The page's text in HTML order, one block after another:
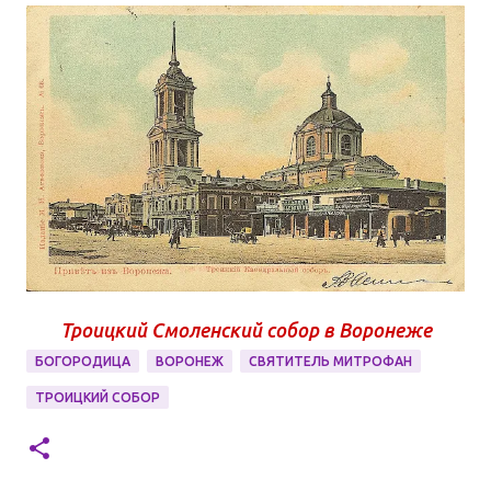
Троицкий Смоленский собор в Воронеже
БОГОРОДИЦА ВОРОНЕЖ СВЯТИТЕЛЬ МИТРОФАН
ТРОИЦКИЙ СОБОР